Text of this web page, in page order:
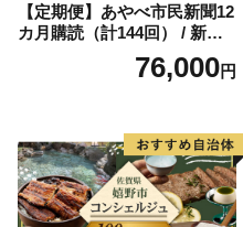
【定期便】あやべ市民新聞12
カ月購読（計144回） / 新聞
情報誌 定期購読 綾部市 / 株
式会社あやべ市民新聞社［B
76,000円